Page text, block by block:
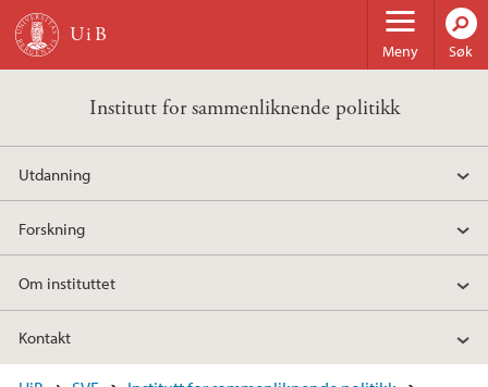
Hopp til hovedinnhold
Meny Søk
Institutt for sammenliknende politikk
Utdanning
Forskning
Om instituttet
Kontakt